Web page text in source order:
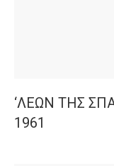
‘ΛΕΩΝ ΤΗΣ
1961